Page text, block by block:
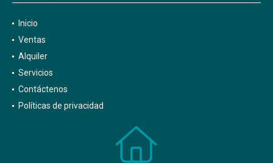
Inicio
Ventas
Alquiler
Servicios
Contáctenos
Políticas de privacidad